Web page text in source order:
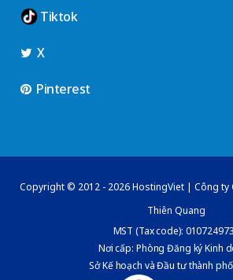
Tiktok
X
Pinterest
Copyright © 2012 - 2026 HostingViet | Công ty
Thiên Quang
MST (Tax code):
Nơi cấp: Phòng Đăng ký Kinh
Sở Kế hoạch và Đầu tư thành